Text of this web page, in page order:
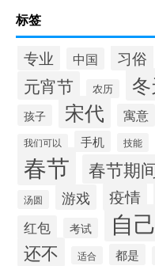
标签
专业 中国 习俗
元宵节 农历
孩子 宋代 寓意
我们可以 手机 技能
春节 春节期
汤圆 游戏 疫情
红包 考试 自
还不 适合 都是